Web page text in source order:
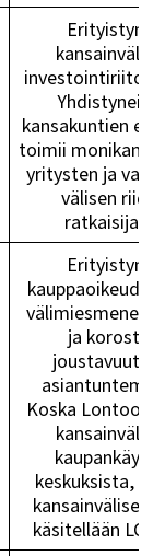
Erityistynyt
kansakuntien
toimii
yritysten ja
välisen
ratkaisijana.
Erityistynyt
ja korostaa
joustavuutta
Koska Lontoo
keskuksista,
kansainväliset
käsitellään